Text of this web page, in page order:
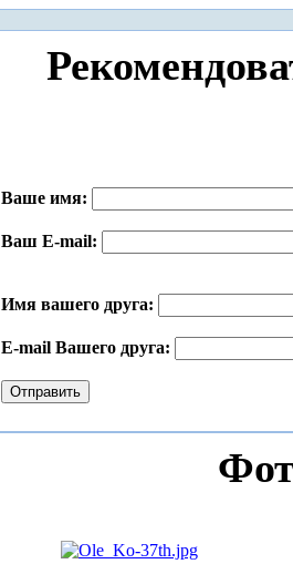
Ваше имя:
Ваш E-mail:
Имя вашего друга:
E-mail Вашего друга: